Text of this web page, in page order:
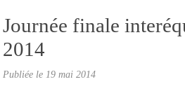
Journée finale
2014
Publiée le 19 mai 2014